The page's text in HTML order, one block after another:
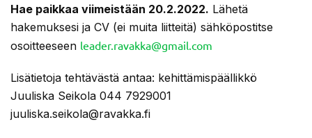
Hae paikkaa viimeistään 20.2.2022. Lähetä
hakemuksesi ja CV (ei muita liitteitä) sähköpostitse
osoitteeseen leader.ravakka@gmail.com
Lisätietoja tehtävästä antaa: kehittämispäällikkö
Juuliska Seikola 044 7929001
juuliska.seikola@ravakka.fi